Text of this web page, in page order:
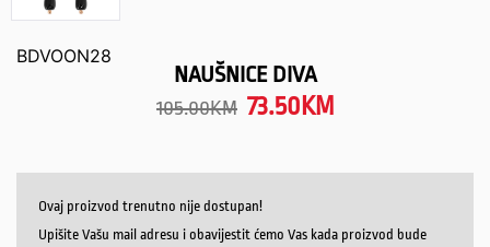
BDVOON28
NAUŠNICE DIVA
105.00KM 73.50 KM
Ovaj proizvod trenutno nije dostupan!
Upišite Vašu mail adresu i obavijestit ćemo Vas kada proizvod bude